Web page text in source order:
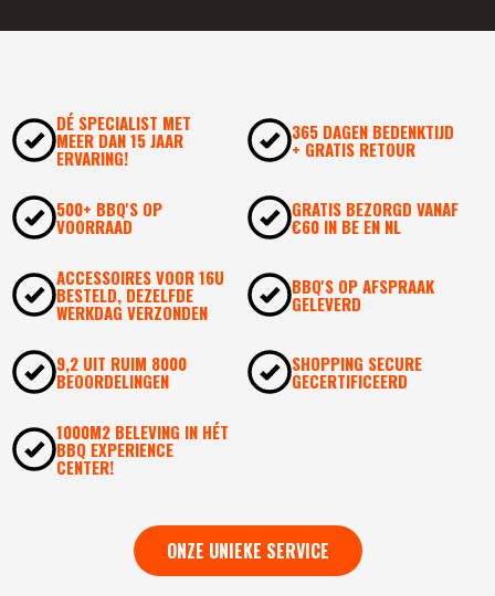
DÉ SPECIALIST MET
MEER DAN 15 JAAR
ERVARING!
365 DAGEN BEDENKTIJD
+ GRATIS RETOUR
500+ BBQ'S OP
VOORRAAD
GRATIS BEZORGD VANAF
€60 IN BE EN NL
ACCESSOIRES VOOR 16U
BESTELD, DEZELFDE
WERKDAG VERZONDEN
BBQ'S OP AFSPRAAK
GELEVERD
9,2 UIT RUIM 8000
BEOORDELINGEN
SHOPPING SECURE
GECERTIFICEERD
1000M2 BELEVING IN HÉT
BBQ EXPERIENCE
CENTER!
ONZE UNIEKE SERVICE